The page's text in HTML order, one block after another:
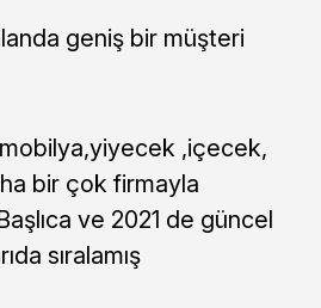
geniş bir müşteri
,içecek,
bir çok firmayla
ve 2021 de güncel
sıralamış